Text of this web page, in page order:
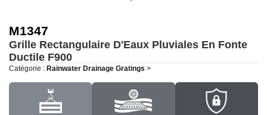
M1347
Grille Rectangulaire D'Eaux Pluviales En Fonte
Ductile F900
Catégorie : Rainwater Drainage Gratings >